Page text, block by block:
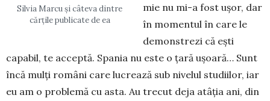
Silvia Marcu și câteva dintre
cărțile publicate de ea
mie nu mi-a fost ușor, dar
în momentul în care le
demonstrezi că ești
capabil, te acceptă. Spania nu este o țară ușoară… Sunt
încă mulți români care lucrează sub nivelul studiilor, iar
eu am o problemă cu asta. Au trecut deja atâția ani, din